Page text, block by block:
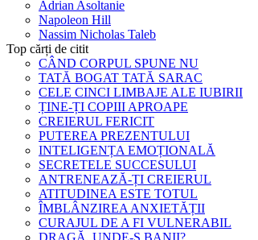
Adrian Asoltanie
Napoleon Hill
Nassim Nicholas Taleb
Top cărți de citit
CÂND CORPUL SPUNE NU
TATĂ BOGAT TATĂ SARAC
CELE CINCI LIMBAJE ALE IUBIRII
ȚINE-ȚI COPIII APROAPE
CREIERUL FERICIT
PUTEREA PREZENTULUI
INTELIGENȚA EMOȚIONALĂ
SECRETELE SUCCESULUI
ANTRENEAZĂ-ȚI CREIERUL
ATITUDINEA ESTE TOTUL
ÎMBLÂNZIREA ANXIETĂȚII
CURAJUL DE A FI VULNERABIL